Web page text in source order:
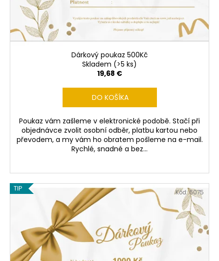
k
t
Dárkový poukaz 500Kč
Skladem (>5 ks)
19,68 €
DO KOŠÍKA
Poukaz vám zašleme v elektronické podobě. Stačí při
objednávce zvolit osobní odběr, platbu kartou nebo
převodem, a my vám ho obratem pošleme na e-mail.
Rychlé, snadné a bez...
TIP Kód:6075
e
13,73